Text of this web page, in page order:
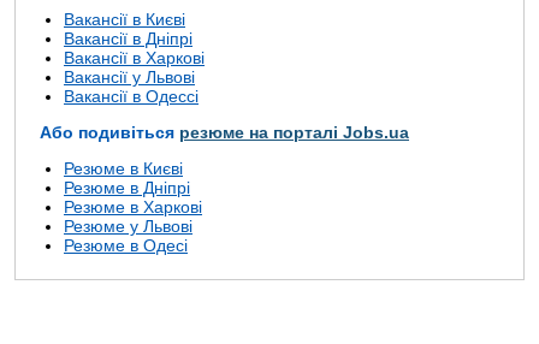
Вакансії в Києві
Вакансії в Дніпрі
Вакансії в Харкові
Вакансії у Львові
Вакансії в Одессі
Або подивіться резюме на порталі Jobs.ua
Резюме в Києві
Резюме в Дніпрі
Резюме в Харкові
Резюме у Львові
Резюме в Одесі